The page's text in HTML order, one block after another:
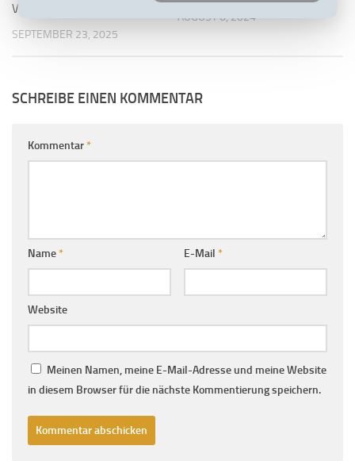
Vergewaltiger in Neumünster
SEPTEMBER 23, 2025
AUGUST 6, 2024
SCHREIBE EINEN KOMMENTAR
Kommentar*
Name* E-Mail *
Website
Meinen Namen, meine E-Mail-Adresse und meine Website
in diesem Browser für die nächste Kommentierung speichern.